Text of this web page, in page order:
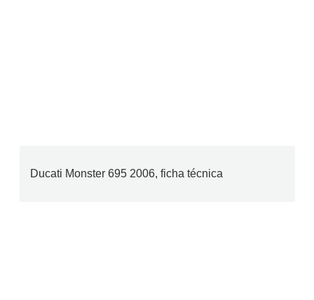
Ducati Monster 695 2006, ficha técnica